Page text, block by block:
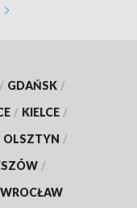
/ GDAŃSK /
/ KIELCE /
OLSZTYN /
/
WROCŁAW